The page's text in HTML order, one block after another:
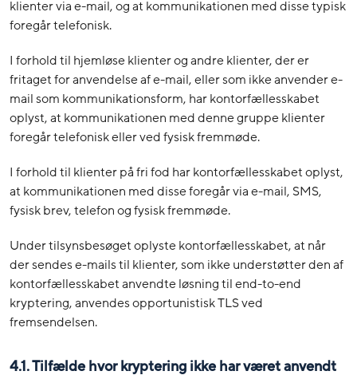
klienter via e-mail, og at kommunikationen med disse typisk
foregår telefonisk.
I forhold til hjemløse klienter og andre klienter, der er
fritaget for anvendelse af e-mail, eller som ikke anvender e-
mail som kommunikationsform, har kontorfællesskabet
oplyst, at kommunikationen med denne gruppe klienter
foregår telefonisk eller ved fysisk fremmøde.
I forhold til klienter på fri fod har kontorfællesskabet oplyst,
at kommunikationen med disse foregår via e-mail, SMS,
fysisk brev, telefon og fysisk fremmøde.
Under tilsynsbesøget oplyste kontorfællesskabet, at når
der sendes e-mails til klienter, som ikke understøtter den af
kontorfællesskabet anvendte løsning til end-to-end
kryptering, anvendes opportunistisk TLS ved
fremsendelsen.
4.1.Tilfælde hvor kryptering ikke har været anvendt